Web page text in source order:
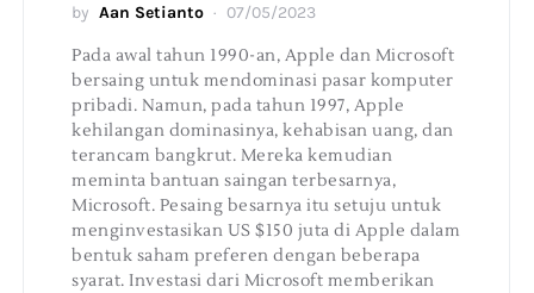
by Aan Setianto 07/05/2023
Pada awal tahun 1990-an, Apple dan Microsoft
bersaing untuk mendominasi pasar komputer
pribadi. Namun, pada tahun 1997, Apple
kehilangan dominasinya, kehabisan uang, dan
terancam bangkrut. Mereka kemudian
meminta bantuan saingan terbesarnya,
Microsoft. Pesaing besarnya itu setuju untuk
menginvestasikan US $150 juta di Apple dalam
bentuk saham preferen dengan beberapa
syarat. Investasi dari Microsoft memberikan